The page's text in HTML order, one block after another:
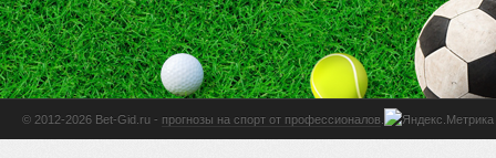
© 2012-2026 Bet-Gid.ru - прогнозы на спорт от профессионалов